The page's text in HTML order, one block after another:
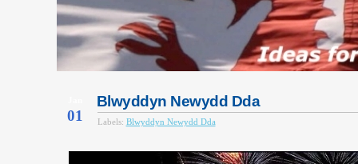
01
Blwyddyn Newydd Dda
Labels: Blwyddyn Newydd Dda